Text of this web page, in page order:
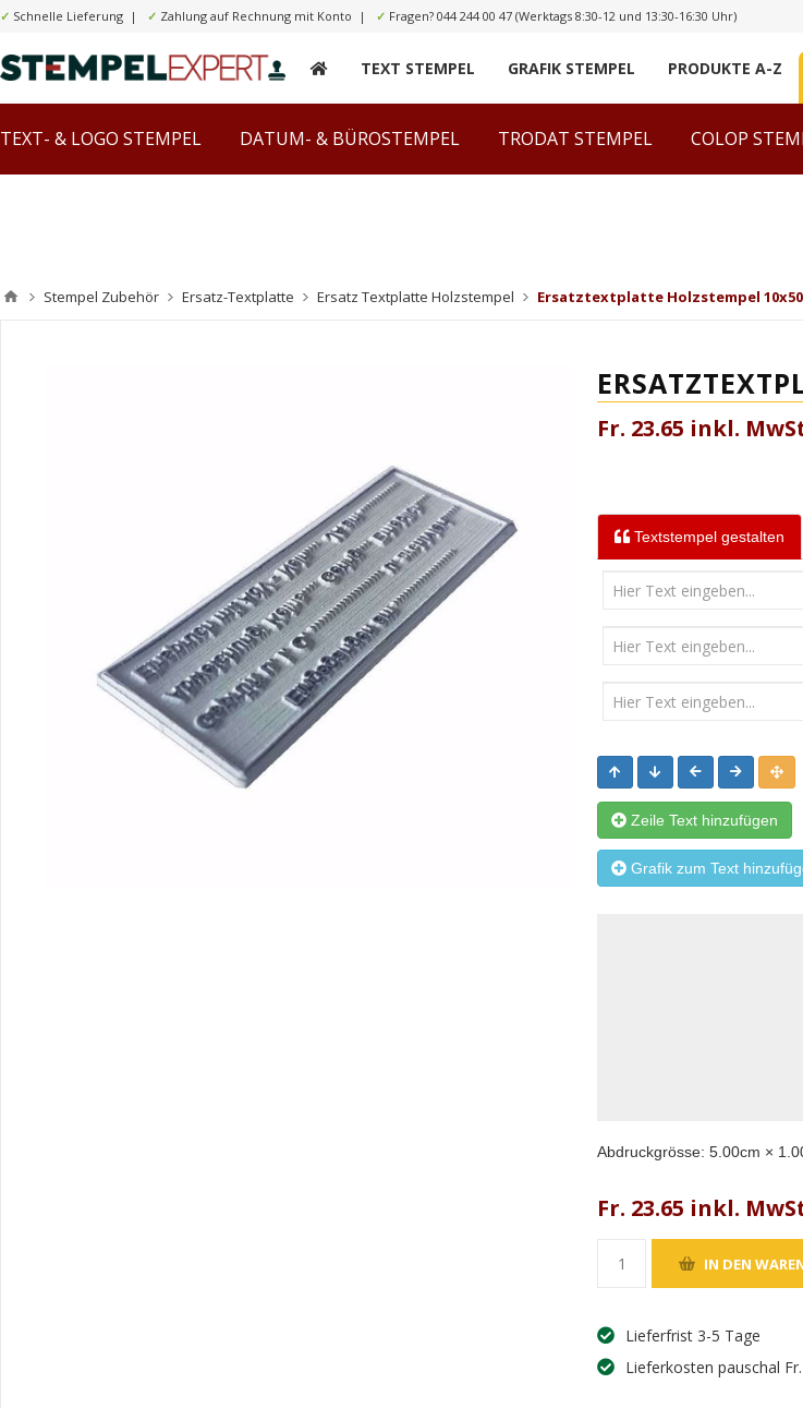
✓ Schnelle Lieferung | ✓ Zahlung auf Rechnung mit Konto | ✓ Fragen? 044 244 00 47 (Werktags 8:30-12 und 13:30-16:30 Uhr)
TEXT STEMPEL GRAFIK STEMPEL PRODUKTE A-Z
TEXT- & LOGO STEMPEL DATUM- & BÜROSTEMPEL TRODAT STEMPEL COLOP
Stempel Zubehör Ersatz-Textplatte Ersatz Textplatte Holzstempel Ersatztextplatte Holzstempel 10x50
Fr. 23.65 inkl.
Textstempel gestalten
Zeile Text hinzufügen
Grafik zum Text
Abdruckgrösse:5.00cm ×
Fr. 23.65 inkl.
Lieferfrist 3-5 Tage
Lieferkosten pauschal